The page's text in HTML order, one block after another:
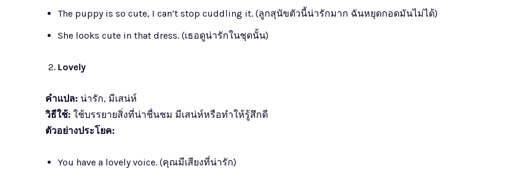
The puppy is so cute, I can’t stop cuddling it. (ลูกสุนัขตัวนี้น่ารักมาก ฉันหยุดกอดมันไม่ได้)
She looks cute in that dress. (เธอดูน่ารักในชุดนั้น)
Lovely
คำแปล: น่ารัก, มีเสน่ห์
วิธีใช้: ใช้บรรยายสิ่งที่น่าชื่นชม มีเสน่ห์หรือทำให้รู้สึกดี
ตัวอย่างประโยค:
You have a lovely voice. (คุณมีเสียงที่น่ารัก)